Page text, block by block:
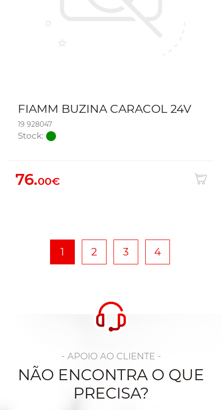
FIAMM BUZINA CARACOL 24V
19 928047
Stock:
76.00€
1 2 3 4
- APOIO AO CLIENTE -
NÃO ENCONTRA O QUE
PRECISA?